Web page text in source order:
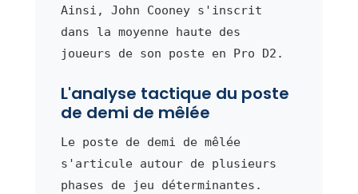
Ainsi, John Cooney s'inscrit
dans la moyenne haute des
joueurs de son poste en Pro D2.
L'analyse tactique du poste
de demi de mêlée
Le poste de demi de mêlée
s'articule autour de plusieurs
phases de jeu déterminantes.